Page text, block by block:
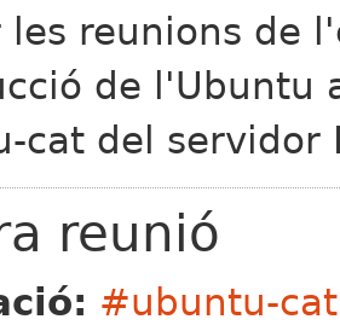
les reunions de
de l'Ubuntu
cat del servidor
reunió
#ubuntu-cat